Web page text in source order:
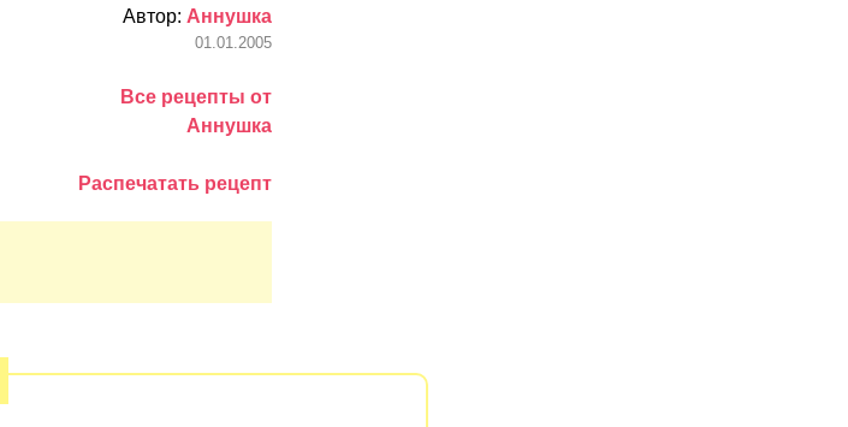
Автор: Аннушка
01.01.2005
Все рецепты от
Аннушка
Распечатать рецепт